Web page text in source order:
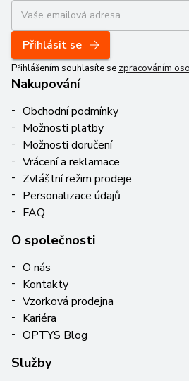
Přihlásit se
Přihlášením souhlasíte se zpracováním
Nakupování
Obchodní podmínky
Možnosti platby
Možnosti doručení
Vrácení a reklamace
Zvláštní režim prodeje
Personalizace údajů
FAQ
O společnosti
O nás
Kontakty
Vzorková prodejna
Kariéra
OPTYS Blog
Služby